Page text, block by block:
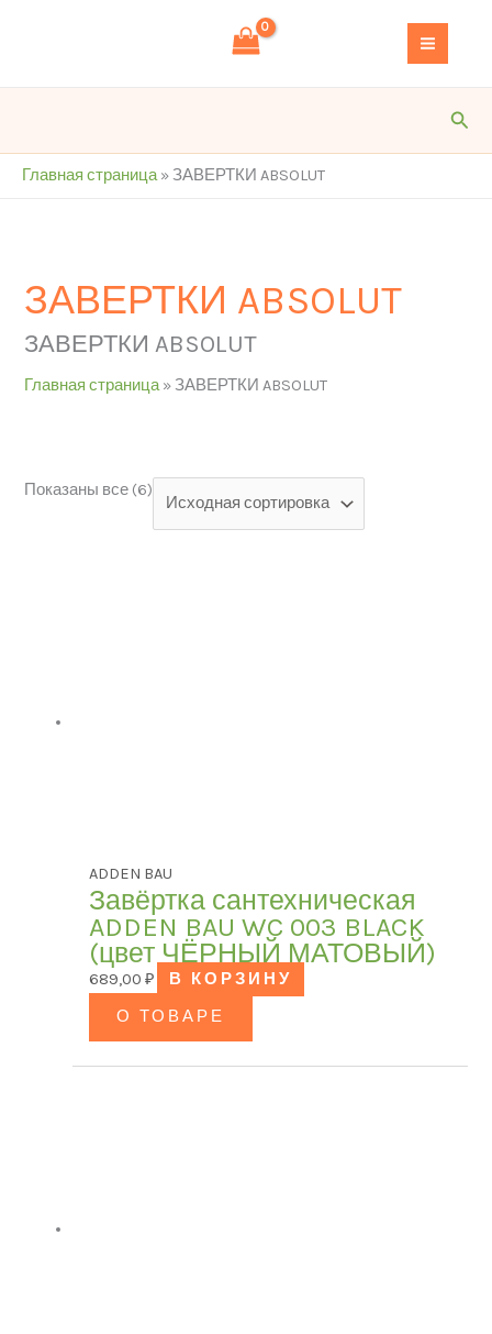
Главная страница» ЗАВЕРТКИ ABSOLUT
h
ЗАВЕРТКИ ABSOLUT
ЗАВЕРТКИ ABSOLUT
Главная страница» ЗАВЕРТКИ ABSOLUT
ЦВЕТ
В наличии
В продаже(0)
Показаны все (6)
ADDEN BAU
Завёртка сантехническая
ADDEN BAU WC 003 BLACK
(цвет ЧЁРНЫЙ МАТОВЫЙ)
689,00 ₽
В КОРЗИНУ
О ТОВАРЕ